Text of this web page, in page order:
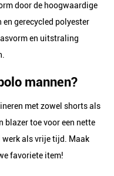
door de hoogwaardige
gerecycled polyester
en uitstraling
mannen?
met zowel shorts als
blazer toe voor een nette
als vrije tijd. Maak
favoriete item!